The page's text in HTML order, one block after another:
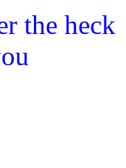
heck